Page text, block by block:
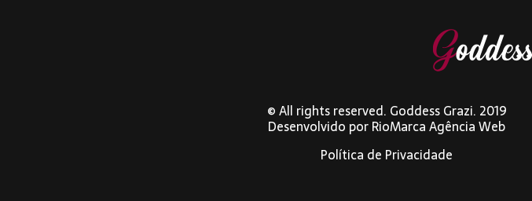
© All rights reserved. Goddess Grazi. 2019
Desenvolvido porRioMarca Agência Web
Política de Privacidade